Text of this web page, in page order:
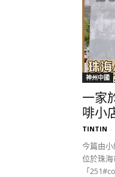
神州中國
一家
啡小
TINTIN -
今篇由
位於珠
「